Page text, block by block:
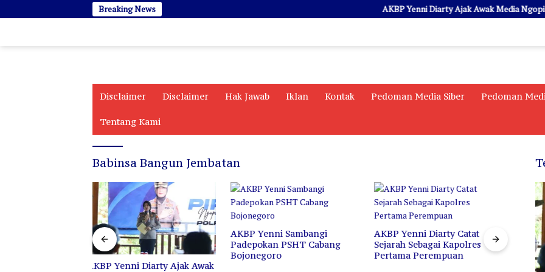
ke
Breaking News AKBP Yenni Diarty Ajak Awak Media Ngopi
Disclaimer Disclaimer Hak Jawab Iklan Kontak Pedoman Media Siber Pedoman
Tentang Kami
Babinsa Bangun Jembatan
AKBP Yenni Sambangi
Padepokan PSHT Cabang
Bojonegoro
AKBP Yenni Diarty Catat
Sejarah Sebagai Kapolres
Pertama Perempuan
Di Balik Istilah “Londo
Ireng”, Bukan Penghinaan
Profesi, Melainkan Cermin
20